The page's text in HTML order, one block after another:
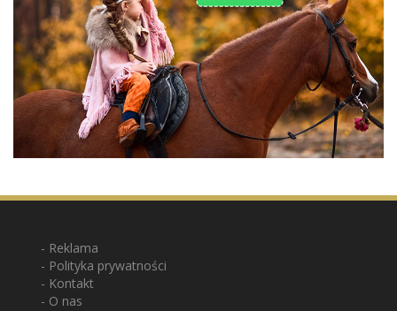
Reklama
Polityka prywatności
Kontakt
O nas